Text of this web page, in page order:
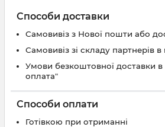
Способи доставки
Самовивіз з Нової пошти або
Самовивіз зі складу партнерів
Умови безкоштовної доставки в
оплата"
Способи оплати
Готівкою при отриманні